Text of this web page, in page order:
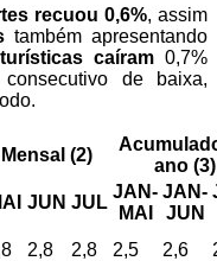
recuou 0,6%, assim
também apresentando
caíram 0,7%
de baixa,
Mensal (2)
ano (3)
JUN JUL
JAN-
MAI
JAN-
JUN
2,8 2,8 2,5 2,6